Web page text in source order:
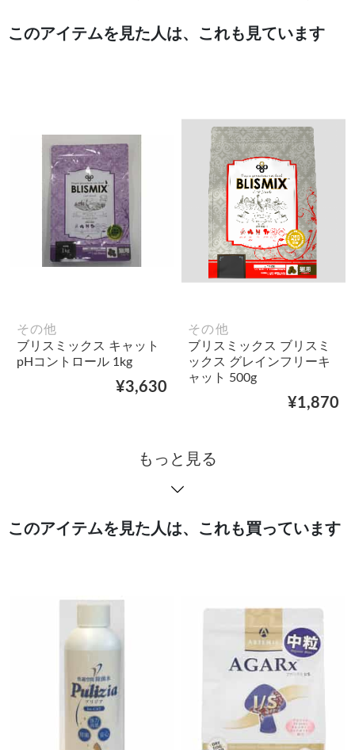
このアイテムを見た人は、これも見ています
その他
ブリスミックス キャット
pHコントロール 1kg
¥3,630
その他
ブリスミックス ブリスミ
ックス グレインフリーキ
ャット 500g
¥1,870
もっと見る
このアイテムを見た人は、これも買っています